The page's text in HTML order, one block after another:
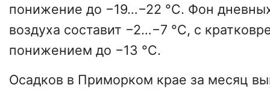
понижение до −19…−22 °C. Фон
воздуха составит −2…−7 °C, с
понижением до −13 °C.
Осадков в Приморком крае за месяц